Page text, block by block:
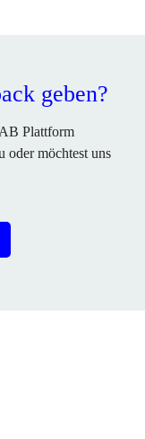
geben?
Plattform
oder möchtest uns